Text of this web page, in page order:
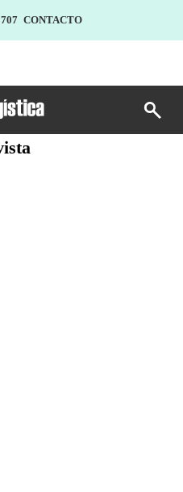
CONTACTO